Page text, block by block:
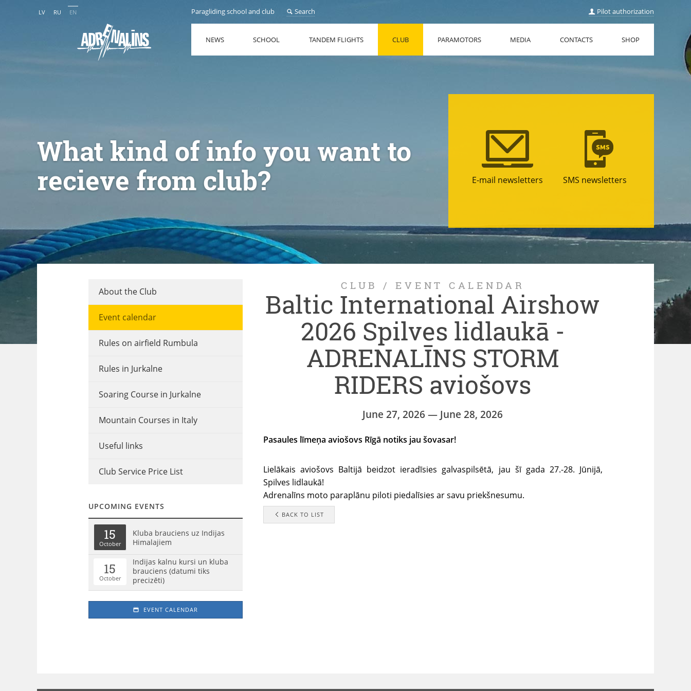
LV RU EN Paragliding school and club Search Pilot authorization
NEWS SCHOOL TANDEM FLIGHTS CLUB PARAMOTORS MEDIA CONTACTS SHOP
What kind of info you want to
recieve from club?
E-mail newsletters SMS newsletters
About the Club
Event calendar
Rules on airfield Rumbula
Rules in Jurkalne
Soaring Course in Jurkalne
Mountain Courses in Italy
Useful links
Club Service Price List
UPCOMING EVENTS
15
October
Kluba brauciens uz Indijas
Himalajiem
15
October
Indijas kalnu kursi un kluba
brauciens (datumi tiks
precizēti)
EVENT CALENDAR
CLUB /EVENT CALENDAR
Baltic International Airshow
2026 Spilves lidlaukā -
ADRENALĪNS STORM
RIDERS aviošovs
June 27, 2026 — June 28, 2026
Pasaules līmeņa aviošovs Rīgā notiks jau šovasar!
Lielākais aviošovs Baltijā beidzot ieradīsies galvaspilsētā, jau šī gada 27.-28. Jūnijā,
Spilves lidlaukā!
Adrenalīns moto paraplānu piloti piedalīsies ar savu priekšnesumu.
BACK TO LIST